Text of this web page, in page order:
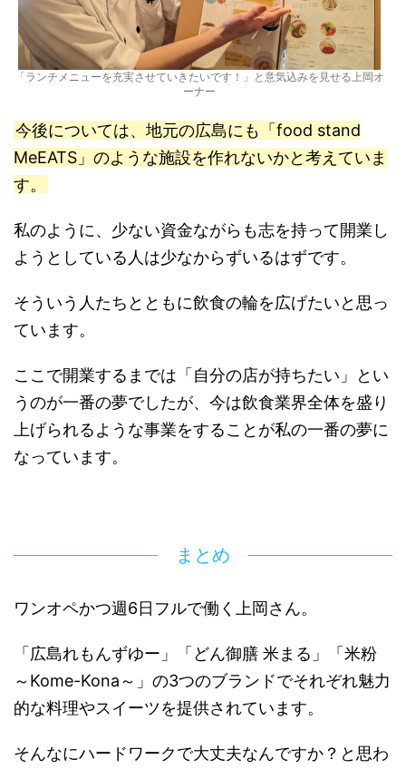
「ランチメニューを充実させていきたいです！」と意気込みを見せる上岡オ
ーナー
今後については、地元の広島にも「food stand
MeEATS」のような施設を作れないかと考えていま
す。
私のように、少ない資金ながらも志を持って開業し
ようとしている人は少なからずいるはずです。
そういう人たちとともに飲食の輪を広げたいと思っ
ています。
ここで開業するまでは「自分の店が持ちたい」とい
うのが一番の夢でしたが、今は飲食業界全体を盛り
上げられるような事業をすることが私の一番の夢に
なっています。
まとめ
ワンオペかつ週6日フルで働く上岡さん。
「広島れもんずゆー」「どん御膳 米まる」「米粉
～Kome-Kona～」の3つのブランドでそれぞれ魅力
的な料理やスイーツを提供されています。
そんなにハードワークで大丈夫なんですか？と思わ